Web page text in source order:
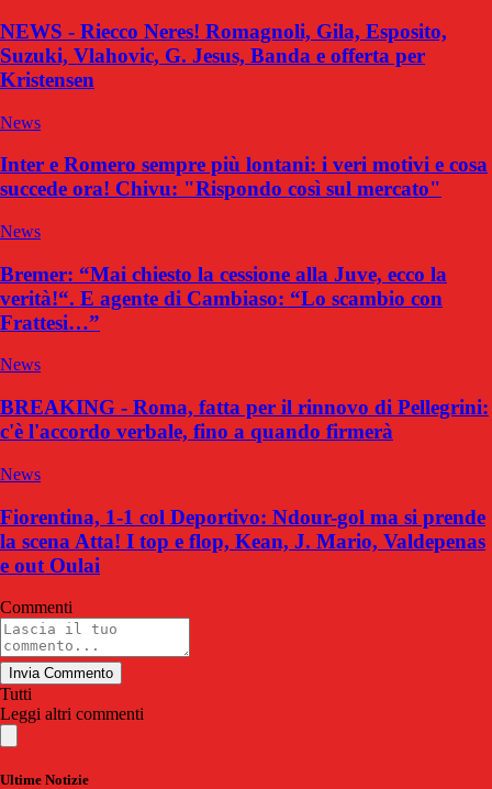
NEWS - Riecco Neres! Romagnoli, Gila, Esposito,
Suzuki, Vlahovic, G. Jesus, Banda e offerta per
Kristensen
News
Inter e Romero sempre più lontani: i veri motivi e cosa
succede ora! Chivu: "Rispondo così sul mercato"
News
Bremer: “Mai chiesto la cessione alla Juve, ecco la
verità!“. E agente di Cambiaso: “Lo scambio con
Frattesi…”
News
BREAKING - Roma, fatta per il rinnovo di Pellegrini:
c'è l'accordo verbale, fino a quando firmerà
News
Fiorentina, 1-1 col Deportivo: Ndour-gol ma si prende
la scena Atta! I top e flop, Kean, J. Mario, Valdepenas
e out Oulai
Commenti
Invia Commento
Tutti
Leggi altri commenti
Ultime Notizie